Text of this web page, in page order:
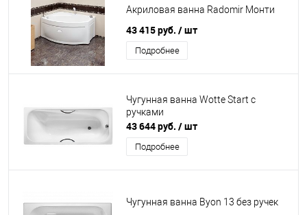
Акриловая ванна Radomir Монти
43 415 руб. / шт
Подробнее
Чугунная ванна Wotte Start с
ручками
43 644 руб. / шт
Подробнее
Чугунная ванна Byon 13 без ручек